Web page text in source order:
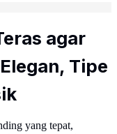
agar
Tipe
yang tepat,